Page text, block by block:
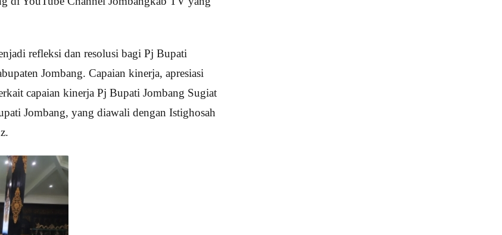
refleksi dan resolusi bagi Pj Bupati
Jombang. Capaian kinerja, apresiasi
capaian kinerja Pj Bupati Jombang Sugiat
Jombang, yang diawali dengan Istighosah